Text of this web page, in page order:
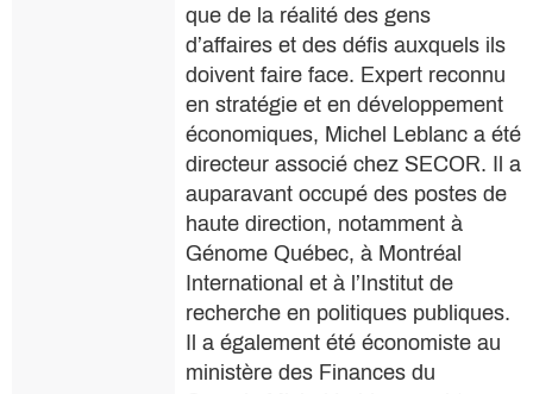
que de la réalité des gens
d’affaires et des défis auxquels ils
doivent faire face. Expert reconnu
en stratégie et en développement
économiques, Michel Leblanc a été
directeur associé chez SECOR. Il a
auparavant occupé des postes de
haute direction, notamment à
Génome Québec, à Montréal
International et à l’Institut de
recherche en politiques publiques.
Il a également été économiste au
ministère des Finances du